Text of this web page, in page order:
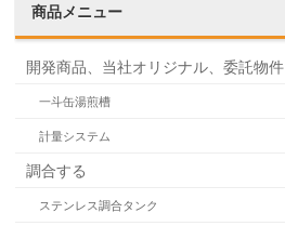
商品メニュー
開発商品、当社オリジナル、委託物件
一斗缶湯煎槽
計量システム
調合する
ステンレス調合タンク